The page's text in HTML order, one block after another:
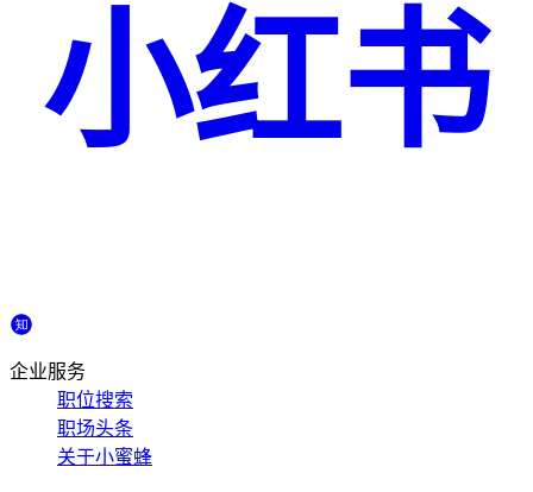
小红书
企业服务
职位搜索
职场头条
关于小蜜蜂